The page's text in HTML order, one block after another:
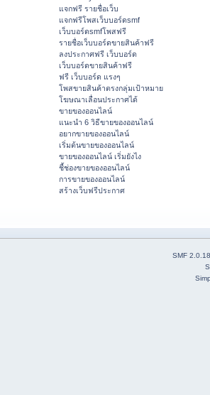
แจกฟรี รายชื่อเว็บ
แจกฟรีโพสเว็บบอร์ดsmf
เว็บบอร์ดsmfโพสฟรี
รายชื่อเว็บบอร์ดขายสินค้าฟรี
ลงประกาศฟรี เว็บบอร์ด
เว็บบอร์ดขายสินค้าฟรี
ฟรี เว็บบอร์ด แรงๆ
โพสขายสินค้าตรงกลุ่มเป้าหมาย
โฆษณาเลื่อนประกาศได้
ขายของออนไลน์
แนะนำ 6 วิธีขายของออนไลน์
อยากขายของออนไลน์
เริ่มต้นขายของออนไลน์
ขายของออนไลน์ เริ่มยังไง
ชี้ช่องขายของออนไลน์
การขายของออนไลน์
สร้างเว็บฟรีประกาศ
SMF 2.0.18